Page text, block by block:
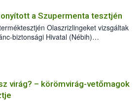
a Szupermenta tesztjén
Olaszrizlingeket vizsgáltak
biztonsági Hivatal (Nébih)
27 bor került „nagyító alá”, melyek az
-minőségi vizsgálatok, valamint a
melyek a kóstolók által
virág? – körömvirág-vetőmagok